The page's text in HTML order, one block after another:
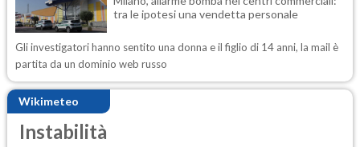
tra le ipotesi una vendetta personale
Gli investigatori hanno sentito una donna e il figlio di 14 anni, la mail è
partita da un dominio web russo
Wikimeteo
Instabilità